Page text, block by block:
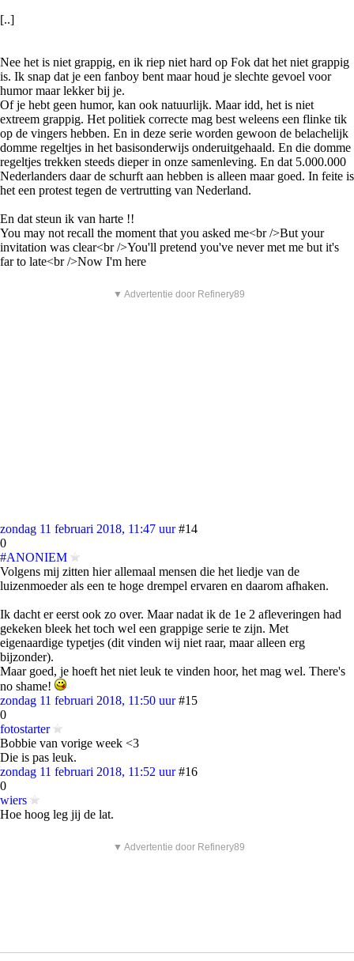
[..]
Nee het is niet grappig, en ik riep niet hard op Fok dat het niet grappig
is. Ik snap dat je een fanboy bent maar houd je slechte gevoel voor
humor maar lekker bij je.
Of je hebt geen humor, kan ook natuurlijk. Maar idd, het is niet
extreem grappig. Het politiek correcte mag best weleens een flinke tik
op de vingers hebben. En in deze serie worden gewoon de belachelijk
domme regeltjes in het basisonderwijs onderuitgehaald. En die domme
regeltjes trekken steeds dieper in onze samenleving. En dat 5.000.000
Nederlanders daar de schurft aan hebben is alleen maar goed. In feite is
het een protest tegen de vertrutting van Nederland.
En dat steun ik van harte !!
You may not recall the moment that you asked me<br />But your
invitation was clear<br />You'll pretend you've never met me but it's
far to late<br />Now I'm here
▼ Advertentie door Refinery89
zondag 11 februari 2018, 11:47 uur #14
0
#ANONIEM
Volgens mij zitten hier allemaal mensen die het liedje van de
luizenmoeder als een te hoge drempel ervaren en daarom afhaken.
Ik dacht er eerst ook zo over. Maar nadat ik de 1e 2 afleveringen had
gekeken bleek het toch wel een grappige serie te zijn. Met
eigenaardige typetjes (dit vinden wij niet raar, maar alleen erg
bijzonder).
Maar goed, je hoeft het niet leuk te vinden hoor, het mag wel. There's
no shame!
zondag 11 februari 2018, 11:50 uur #15
0
fotostarter
Bobbie van vorige week <3
Die is pas leuk.
zondag 11 februari 2018, 11:52 uur #16
0
wiers
Hoe hoog leg jij de lat.
▼ Advertentie door Refinery89